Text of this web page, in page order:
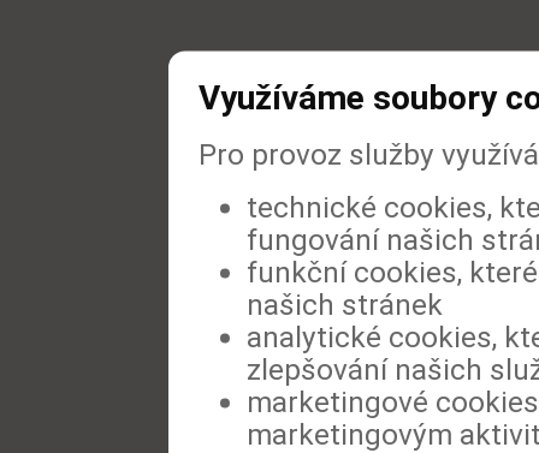
Využíváme soubory
Pro provoz služby
technické cookies,
fungování našich
funkční cookies,
našich stránek
analytické cookies,
zlepšování našich
marketingové
marketingovým